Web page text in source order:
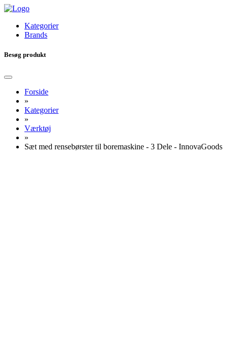
Kategorier
Brands
Besøg produkt
Forside
»
Kategorier
»
Værktøj
»
Sæt med rensebørster til boremaskine - 3 Dele - InnovaGoods